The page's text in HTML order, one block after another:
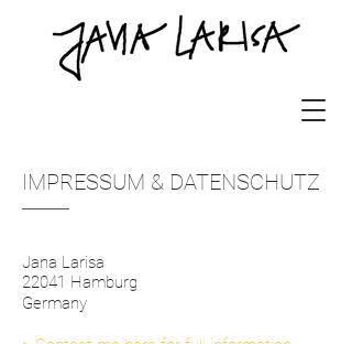
IMPRESSUM & DATENSCHUTZ
Jana Larisa
22041 Hamburg
Germany